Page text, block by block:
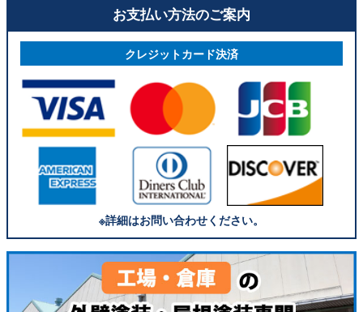
お支払い方法のご案内
クレジットカード決済
※詳細はお問い合わせください。